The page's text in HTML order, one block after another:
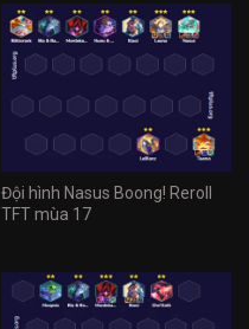
Đội hình Nasus Boong! Reroll
TFT mùa 17